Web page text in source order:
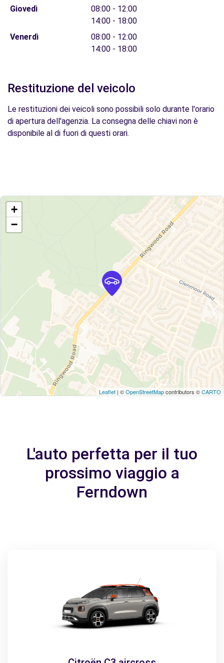
Giovedì
08:00 - 12:00
14:00 - 18:00
Venerdì
08:00 - 12:00
14:00 - 18:00
Restituzione del veicolo
Le restituzioni dei veicoli sono possibili solo durante l'orario
di apertura dell'agenzia. La consegna delle chiavi non è
disponibile al di fuori di questi orari.
+
−
Leaflet | ©OpenStreetMapcontributors ©CARTO
L'auto perfetta per il tuo
prossimo viaggio a
Ferndown